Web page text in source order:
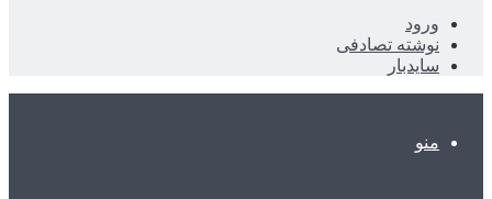
ورود
نوشته تصادفی
سایدبار
منو